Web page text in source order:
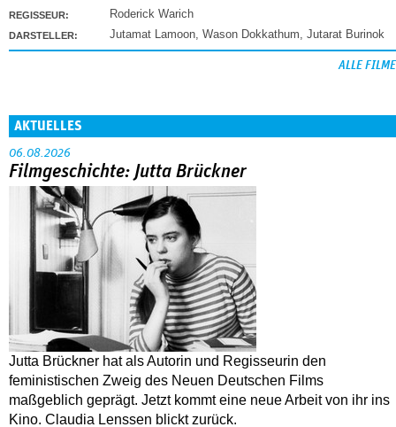
REGISSEUR: Roderick Warich
DARSTELLER: Jutamat Lamoon, Wason Dokkathum, Jutarat Burinok
ALLE FILME
AKTUELLES
06.08.2026
Filmgeschichte: Jutta Brückner
Jutta Brückner hat als Autorin und Regisseurin den
feministischen Zweig des Neuen Deutschen Films
maßgeblich geprägt. Jetzt kommt eine neue Arbeit von ihr ins
Kino. Claudia Lenssen blickt zurück.